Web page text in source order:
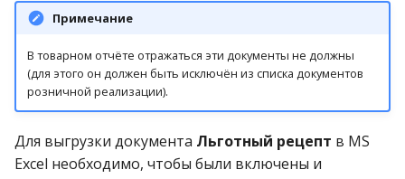
Примечание
В товарном отчёте отражаться эти документы не должны
(для этого он должен быть исключён из списка документов
розничной реализации).
Для выгрузки документа Льготный рецепт в MS
Excel необходимо, чтобы были включены и